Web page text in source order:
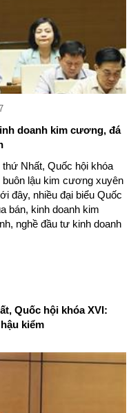
doanh kim cương, đá
Nhất, Quốc hội khóa
lậu kim cương xuyên
đây, nhiều đại biểu Quốc
bán, kinh doanh kim
nghề đầu tư kinh doanh
Quốc hội khóa XVI:
kiểm